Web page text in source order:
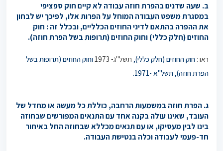
ב. שעה שדנים בהפרת חוזה עבודה לא קיים חוק ספציפי
במסגרת משפט העבודה המוחל על הפרות אלו, לפיכך יש לבחון
את ההפרה בהתאם לדיני החוזים הכלליים, ובכלל זה : חוק
החוזים (חלק כללי) וחוק החוזים (תרופות בשל הפרת חוזה).
ראו : חוק החוזים (חלק כללי), תשל"ג- 1973
וחוק החוזים (תרופות בשל
הפרת חוזה), תשל"א -1971.
ג. הפרת חוזה במשמעות הרחבה, כוללת כל מעשה או מחדל של
העובד, שאינו עולה בקנה אחד עם התנאים המפורשים שבחוזה
בינו לבין מעסיקו, או עם תנאים מכללא שבחוזה החל באיחור
חד-פעמי לעבודה וכלה בנטישת העבודה.